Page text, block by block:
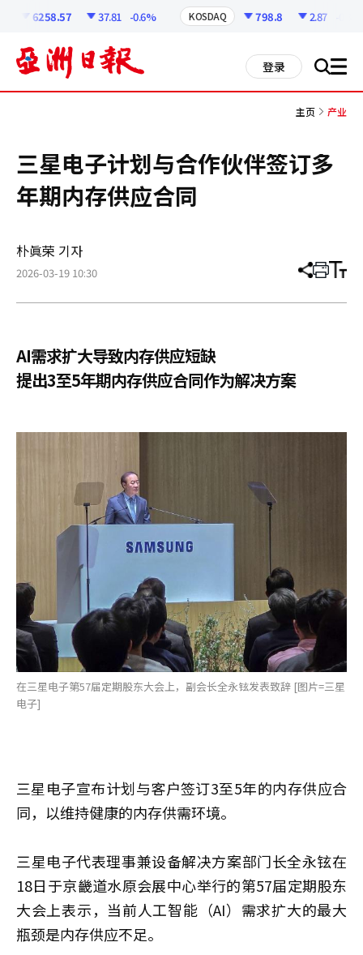
6258.57 37.81 -0.6% KOSDAQ 798.8 2.87
登录 搜 all
主页 产业
三星电子计划与合作伙伴签订多
年期内存供应合同
朴眞荣 기자
2026-03-19 10:30 分
章
打 调
小
AI需求扩大导致内存供应短缺
提出3至5年期内存供应合同作为解决方案
在三星电子第57届定期股东大会上，副会长全永铉发表致辞 [图片=三星
电子]
三星电子宣布计划与客户签订3至5年的内存供应合
同，以维持健康的内存供需环境。
三星电子代表理事兼设备解决方案部门长全永铉在
18日于京畿道水原会展中心举行的第57届定期股东
大会上表示，当前人工智能（AI）需求扩大的最大
瓶颈是内存供应不足。